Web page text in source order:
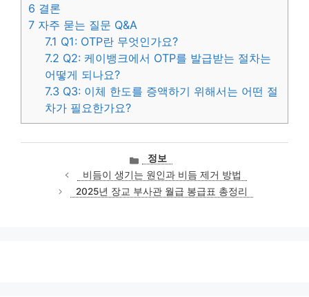
6 결론
7 자주 묻는 질문 Q&A
7.1 Q1: OTP란 무엇인가요?
7.2 Q2: 케이뱅크에서 OTP를 발급받는 절차는
어떻게 되나요?
7.3 Q3: 이체 한도를 증액하기 위해서는 어떤 절
차가 필요한가요?
카
테
고
리
정보
비듬이 생기는 원인과 비듬 제거 방법
2025년 장교 부사관 월급 봉급표 총정리